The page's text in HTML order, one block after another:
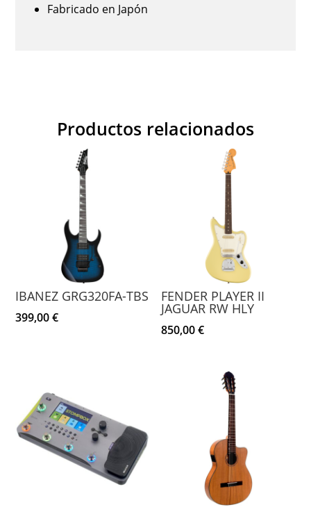
Fabricado en Japón
Productos relacionados
IBANEZ GRG320FA-TBS
399,00€
FENDER PLAYER II
JAGUAR RW HLY
850,00€